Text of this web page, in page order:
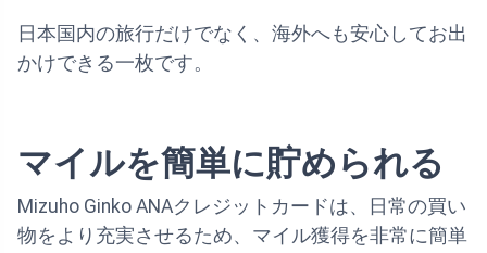
日本国内の旅行だけでなく、海外へも安心してお出
かけできる一枚です。
マイルを簡単に貯められる
Mizuho Ginko ANAクレジットカードは、日常の買い
物をより充実させるため、マイル獲得を非常に簡単